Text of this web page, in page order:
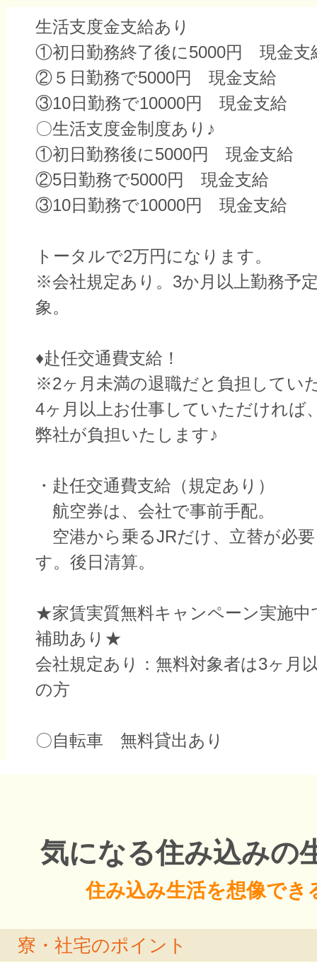
生活支度金支給あり
①初日勤務終了後に5000円 現金支
②５日勤務で5000円 現金支給
③10日勤務で10000円 現金支給
〇生活支度金制度あり♪
①初日勤務後に5000円 現金支給
②5日勤務で5000円 現金支給
③10日勤務で10000円 現金支給
トータルで2万円になります。
※会社規定あり。3か月以上勤務予
象。
♦赴任交通費支給！
※2ヶ月未満の退職だと負担してい
4ヶ月以上お仕事していただければ
弊社が負担いたします♪
・赴任交通費支給（規定あり）
航空券は、会社で事前手配。
空港から乗るJRだけ、立替が必
す。後日清算。
★家賃実質無料キャンペーン実施中
補助あり★
会社規定あり：無料対象者は3ヶ月
の方
〇自転車 無料貸出あり
気になる住み込みの
住み込み生活を想像でき
寮・社宅のポイント